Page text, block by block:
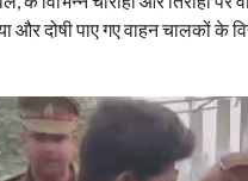
दोषी पाए गए वाहन चालकों के